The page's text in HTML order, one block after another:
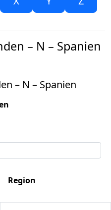
– N – Spanien
– N – Spanien
Region